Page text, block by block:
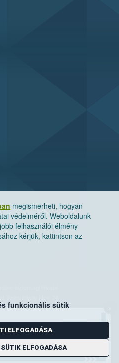
megismerheti, hogyan
védelméről. Weboldalunk
felhasználói élmény
kérjük, kattintson az
funkcionális sütik
ELFOGADÁSA
ELFOGADÁSA
biztonsági Hivatal
Budapest. Pf. 30.
06-80/263-244
1/ 336-9000